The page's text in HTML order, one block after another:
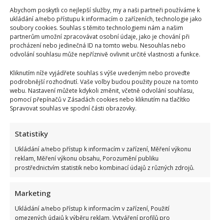
Abychom poskytli co nejlepší služby, my a naši partneři používáme k
ukládání a/nebo přístupu k informacím o zařízeních, technologie jako
soubory cookies. Souhlas s těmito technologiemi nám a našim
partnerům umožní zpracovávat osobní údaje, jako je chování při
procházení nebo jedinečná ID na tomto webu. Nesouhlas nebo
odvolání souhlasu může nepříznivě ovlivnit určité vlastnosti a funkce.
Kliknutím níže vyjádřete souhlas s výše uvedeným nebo proveďte
podrobnější rozhodnutí. Vaše volby budou použity pouze na tomto
webu. Nastavení můžete kdykoli změnit, včetně odvolání souhlasu,
pomocí přepínačů v Zásadách cookies nebo kliknutím na tlačítko
Spravovat souhlas ve spodní části obrazovky.
Statistiky
Ukládání a/nebo přístup k informacím v zařízení, Měření výkonu
reklam, Měření výkonu obsahu, Porozumění publiku
prostřednictvím statistik nebo kombinací údajů z různých zdrojů.
Marketing
Ukládání a/nebo přístup k informacím v zařízení, Použití
omezených údajů k výběru reklam, Vytváření profilů pro
kůže a nejčastěji postihuje mládež v době
nejcitlivějším, a to je dospívání....
VíceRead
more
about
jménem
AKNÉ